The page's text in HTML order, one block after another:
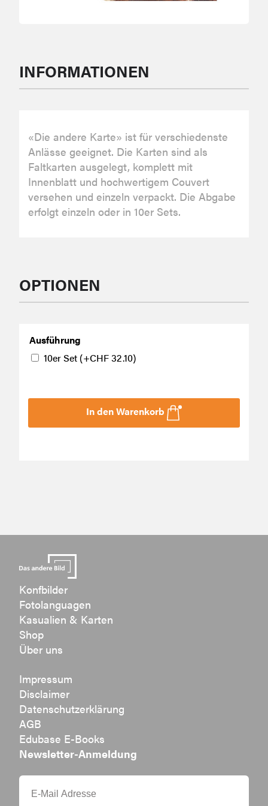
INFORMATIONEN
«Die andere Karte» ist für verschiedenste
Anlässe geeignet. Die Karten sind als
Faltkarten ausgelegt, komplett mit
Innenblatt und hochwertigem Couvert
versehen und einzeln verpackt. Die Abgabe
erfolgt einzeln oder in 10er Sets.
OPTIONEN
Ausführung
10er Set (+CHF32.10)
In den Warenkorb
Konfbilder
Fotolanguagen
Kasualien & Karten
Shop
Über uns
Impressum
Disclaimer
Datenschutzerklärung
AGB
Edubase E-Books
Newsletter-Anmeldung